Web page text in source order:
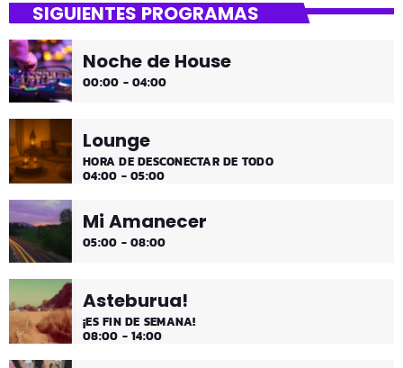
Asteburuak zureak eta gureak dira! Dantza Bizkaia!
SIGUIENTES PROGRAMAS
Noche de House
00:00 - 04:00
Lounge
HORA DE DESCONECTAR DE TODO
04:00 - 05:00
Mi Amanecer
05:00 - 08:00
Asteburua!
¡ES FIN DE SEMANA!
08:00 - 14:00